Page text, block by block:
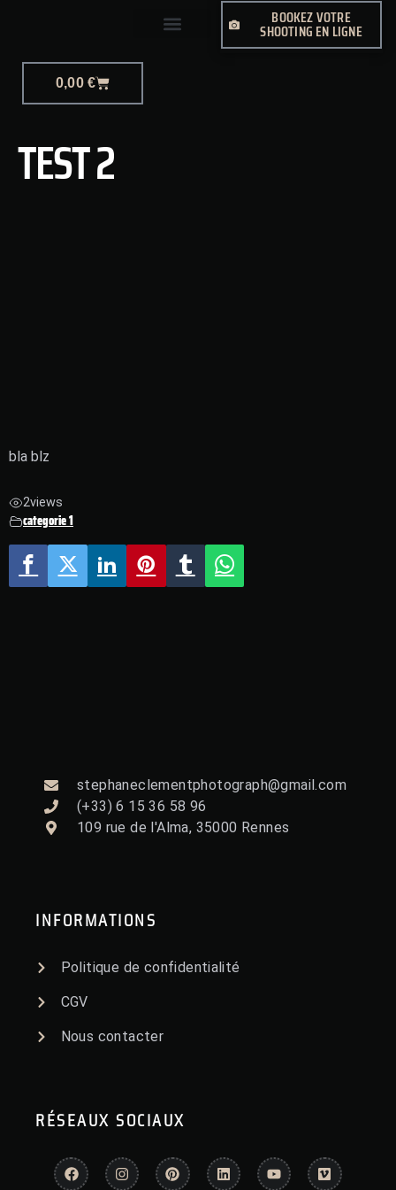
BOOKEZ VOTRE
SHOOTING EN LIGNE
0,00 €
TEST 2
bla blz
2views
categorie 1
stephaneclementphotograph@gmail.com
(+33) 6 15 36 58 96
109 rue de l'Alma, 35000 Rennes
INFORMATIONS
Politique de confidentialité
CGV
Nous contacter
RÉSEAUX SOCIAUX